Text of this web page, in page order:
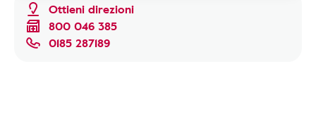
Ottieni direzioni
800 046 385
0185 287189